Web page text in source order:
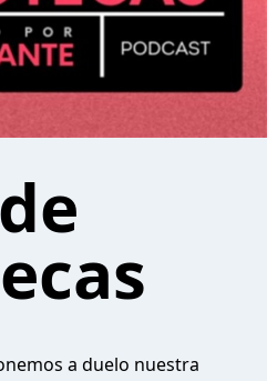
a duelo nuestra